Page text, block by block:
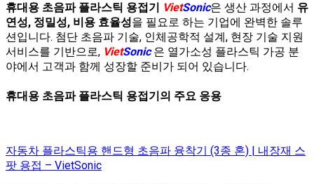
휴대용 초음파 플라스틱 용접기 VietSonic은 생산 과정에서 유
연성, 정밀성, 비용 효율성을 필요로 하는 기업에 완벽한 솔루
션입니다. 첨단 초음파 기술, 인체공학적 설계, 현장 기술 지원
서비스를 기반으로, VietSonic은 열가소성 플라스틱 가공 분
야에서 고객과 함께 성장할 준비가 되어 있습니다.
휴대용 초음파 플라스틱 용접기의 주요 응용
자동차 플라스틱용 핸드형 초음파 융착기 (3종 혼) | 내장재 스
팟 용접 – VietSonic